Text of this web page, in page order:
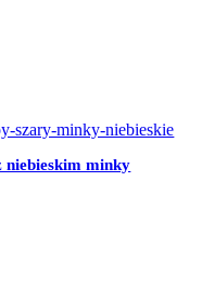
niebieskim minky